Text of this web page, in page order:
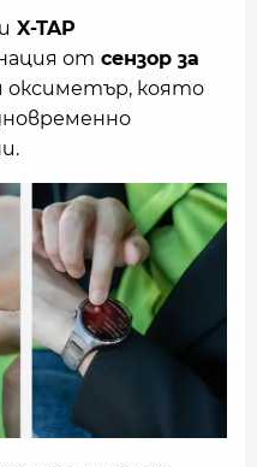
X-TAP
от сензор за
оксиметър, която